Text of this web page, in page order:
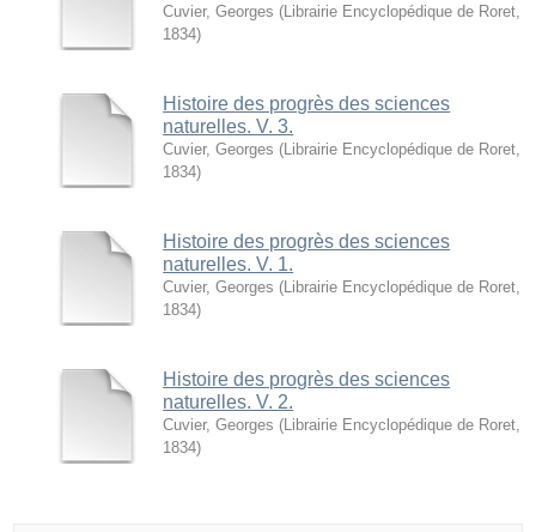
Cuvier, Georges ( Librairie Encyclopédique de Roret
1834)
Histoire des progrès des sciences
naturelles. V. 3.
Cuvier, Georges ( Librairie Encyclopédique de Roret
1834)
Histoire des progrès des sciences
naturelles. V. 1.
Cuvier, Georges ( Librairie Encyclopédique de Roret
1834)
Histoire des progrès des sciences
naturelles. V. 2.
Cuvier, Georges ( Librairie Encyclopédique de Roret
1834)